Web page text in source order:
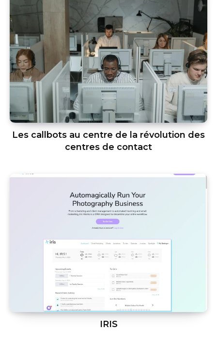
Les callbots au centre de la révolution des
centres de contact
IRIS